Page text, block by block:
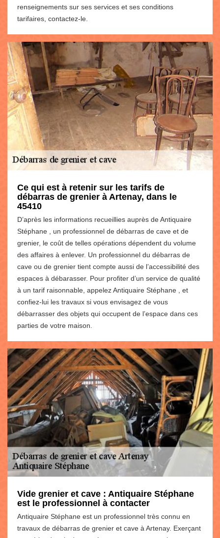
renseignements sur ses services et ses conditions
tarifaires, contactez-le.
Ce qui est à retenir sur les tarifs de
débarras de grenier à Artenay, dans le
45410
D’après les informations recueillies auprès de Antiquaire
Stéphane , un professionnel de débarras de cave et de
grenier, le coût de telles opérations dépendent du volume
des affaires à enlever. Un professionnel du débarras de
cave ou de grenier tient compte aussi de l’accessibilité des
espaces à débarasser. Pour profiter d’un service de qualité
à un tarif raisonnable, appelez Antiquaire Stéphane , et
confiez-lui les travaux si vous envisagez de vous
débarrasser des objets qui occupent de l’espace dans ces
parties de votre maison.
Vide grenier et cave : Antiquaire Stéphane
est le professionnel à contacter
Antiquaire Stéphane est un professionnel très connu en
travaux de débarras de grenier et cave à Artenay. Exerçant